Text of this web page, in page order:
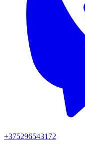
+375296543172